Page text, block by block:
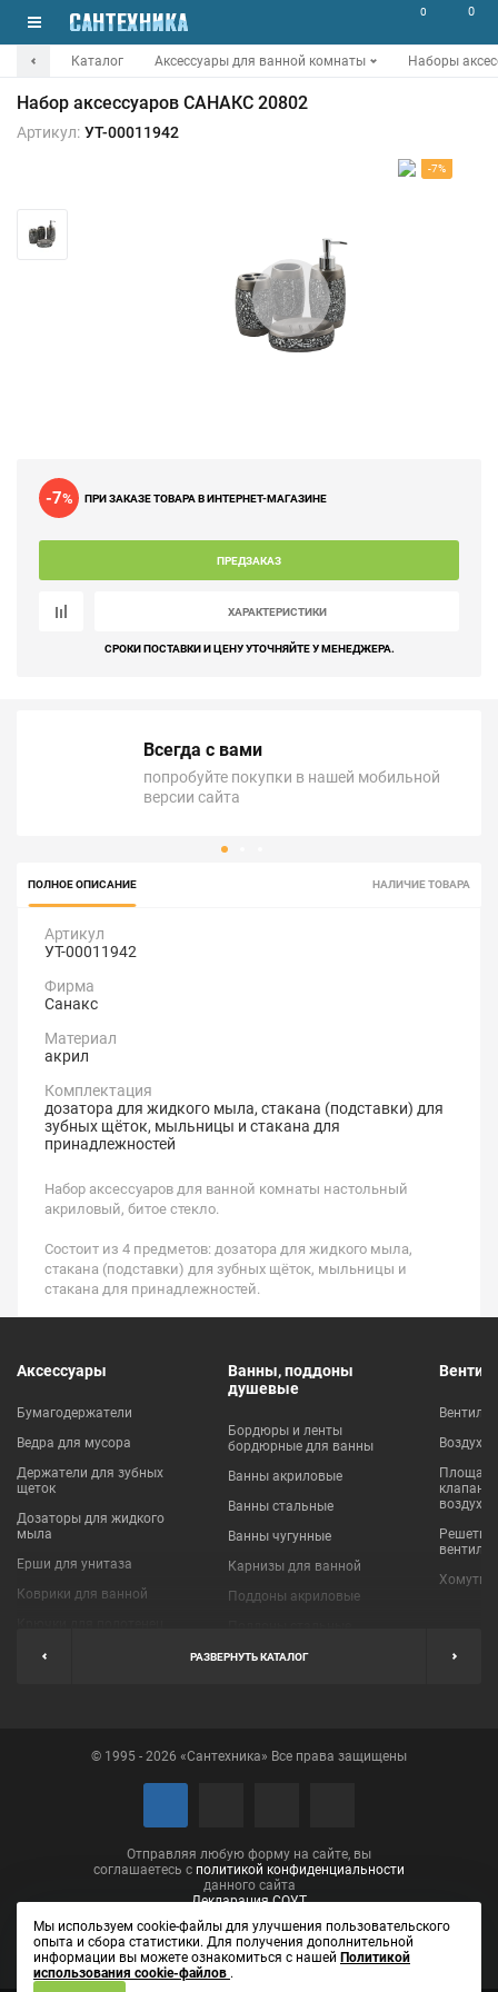
0 0
Каталог Аксессуары для ванной комнаты Наборы
Набор аксессуаров САНАКС 20802
Артикул: УТ-00011942
-7%
-7% ПРИ ЗАКАЗЕ ТОВАРА В ИНТЕРНЕТ-МАГАЗИНЕ
ПРЕДЗАКАЗ
ХАРАКТЕРИСТИКИ
СРОКИ ПОСТАВКИ И ЦЕНУ УТОЧНЯЙТЕ У МЕНЕДЖЕРА.
Всегда с вами
попробуйте покупки в нашей мобильной
версии сайта
ПОЛНОЕ ОПИСАНИЕ НАЛИЧИЕ ТОВАРА
Артикул
УТ-00011942
Фирма
Санакс
Материал
акрил
Комплектация
дозатора для жидкого мыла, стакана (подставки) для
зубных щёток, мыльницы и стакана для
принадлежностей
Набор аксессуаров для ванной комнаты настольный
акриловый, битое стекло.
Состоит из 4 предметов: дозатора для жидкого мыла,
стакана (подставки) для зубных щёток, мыльницы и
стакана для принадлежностей.
Аксессуары
Бумагодержатели
Ведра для мусора
Держатели для зубных
щеток
Дозаторы для жидкого
мыла
Ерши для унитаза
Коврики для ванной
Мыльницы
Полотенцедержатели
Сушилки для белья
Ванны, поддоны
душевые
Бордюры и ленты
бордюрные для ванны
Ванны акриловые
Ванны стальные
Ванны чугунные
Карнизы для ванной
Поддоны акриловые
Пробки для ванн
клапаны
Решетки
Хомуты
РАЗВЕРНУТЬ КАТАЛОГ
© 1995 - 2026 «Сантехника» Все права защищены
Отправляя любую форму на сайте, вы
соглашаетесь с политикой конфиденциальности
данного сайта
Декларация СОУТ
Мы используем cookie-файлы для улучшения пользовательского
опыта и сбора статистики. Для получения дополнительной
информации вы можете ознакомиться с нашей Политикой
использования cookie-файлов .